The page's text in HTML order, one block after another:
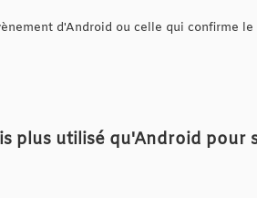
d'Android ou celle qui confirme
plus utilisé qu'Android pour